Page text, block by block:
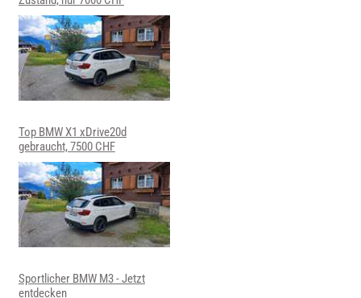
Top BMW X1 xDrive20d
gebraucht, 7500 CHF
Sportlicher BMW M3 - Jetzt
entdecken